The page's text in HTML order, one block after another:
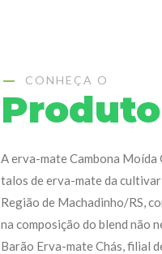
CONHEÇA O
Produto
A erva-mate Cambona Moída
talos de erva-mate da
Região de Machadinho/RS,
na composição do blend não
Barão Erva-mate Chás, filial